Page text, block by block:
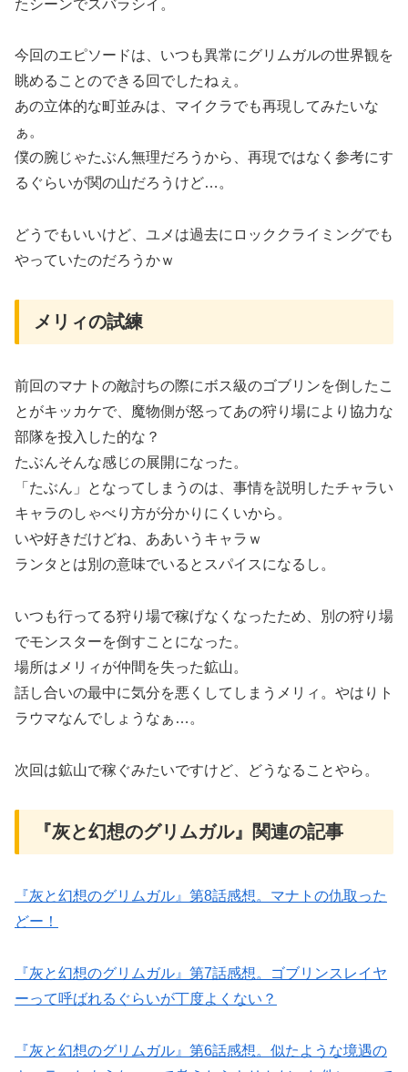
たシーンでスバラシイ。
今回のエピソードは、いつも異常にグリムガルの世界観を
眺めることのできる回でしたねぇ。
あの立体的な町並みは、マイクラでも再現してみたいな
ぁ。
僕の腕じゃたぶん無理だろうから、再現ではなく参考にす
るぐらいが関の山だろうけど…。
どうでもいいけど、ユメは過去にロッククライミングでも
やっていたのだろうかｗ
メリィの試練
前回のマナトの敵討ちの際にボス級のゴブリンを倒したこ
とがキッカケで、魔物側が怒ってあの狩り場により協力な
部隊を投入した的な？
たぶんそんな感じの展開になった。
「たぶん」となってしまうのは、事情を説明したチャラい
キャラのしゃべり方が分かりにくいから。
いや好きだけどね、ああいうキャラｗ
ランタとは別の意味でいるとスパイスになるし。
いつも行ってる狩り場で稼げなくなったため、別の狩り場
でモンスターを倒すことになった。
場所はメリィが仲間を失った鉱山。
話し合いの最中に気分を悪くしてしまうメリィ。やはりト
ラウマなんでしょうなぁ…。
次回は鉱山で稼ぐみたいですけど、どうなることやら。
『灰と幻想のグリムガル』関連の記事
『灰と幻想のグリムガル』第8話感想。マナトの仇取った
どー！
『灰と幻想のグリムガル』第7話感想。ゴブリンスレイヤ
ーって呼ばれるぐらいが丁度よくない？
『灰と幻想のグリムガル』第6話感想。似たような境遇の